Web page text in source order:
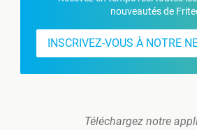
nouveautés de
INSCRIVEZ-VOUS À NOTRE
Téléchargez notre